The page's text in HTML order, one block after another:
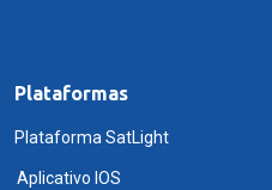
Plataformas
Plataforma SatLight
Aplicativo IOS